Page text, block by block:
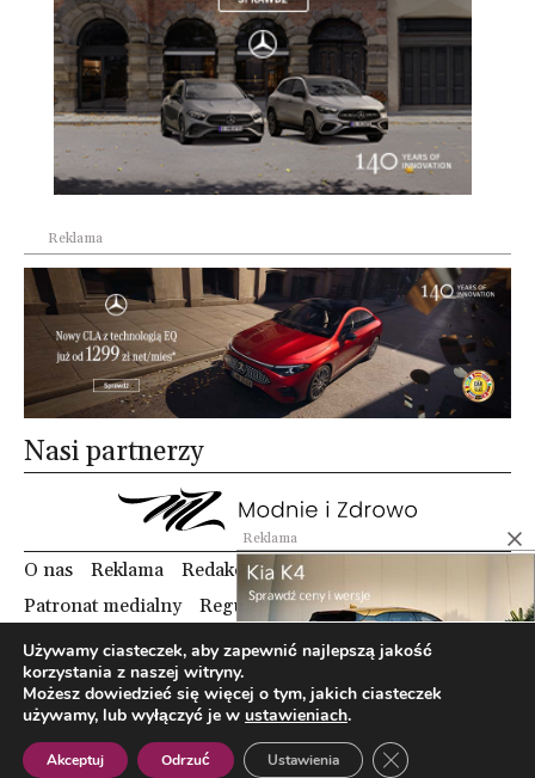
Reklama
Reklama
Nasi partnerzy
O nas Reklama Redakcja
Bloguj z nami
Patronat medialny
Regulamin Kontakt
Copyright 2012 Biznes i Styl. Wszystkie prawa zastrzeżone.
Polityka prywatności
Polityka cookies
Używamy ciasteczek, aby zapewnić najlepszą jakość
korzystania z naszej witryny.
Możesz dowiedzieć się więcej o tym, jakich ciasteczek
używamy, lub wyłączyć je w ustawieniach.
Akceptuj Odrzuć Ustawienia Zamknij panel